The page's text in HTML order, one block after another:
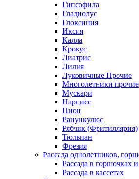
Гипсофила
Гладиолус
Глоксиния
Иксия
Калла
Крокус
Лиатрис
Лилия
Луковичные Прочие
Многолетники прочие
Мускари
Нарцисс
Пион
Ранункулюс
Рябчик (Фритиллярия)
Тюльпан
Фрезия
Рассада однолетников,
Рассада в горшочках
Рассада в кассетах